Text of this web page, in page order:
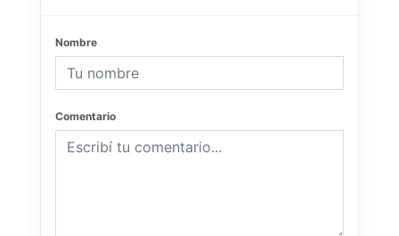
Nombre
Comentario